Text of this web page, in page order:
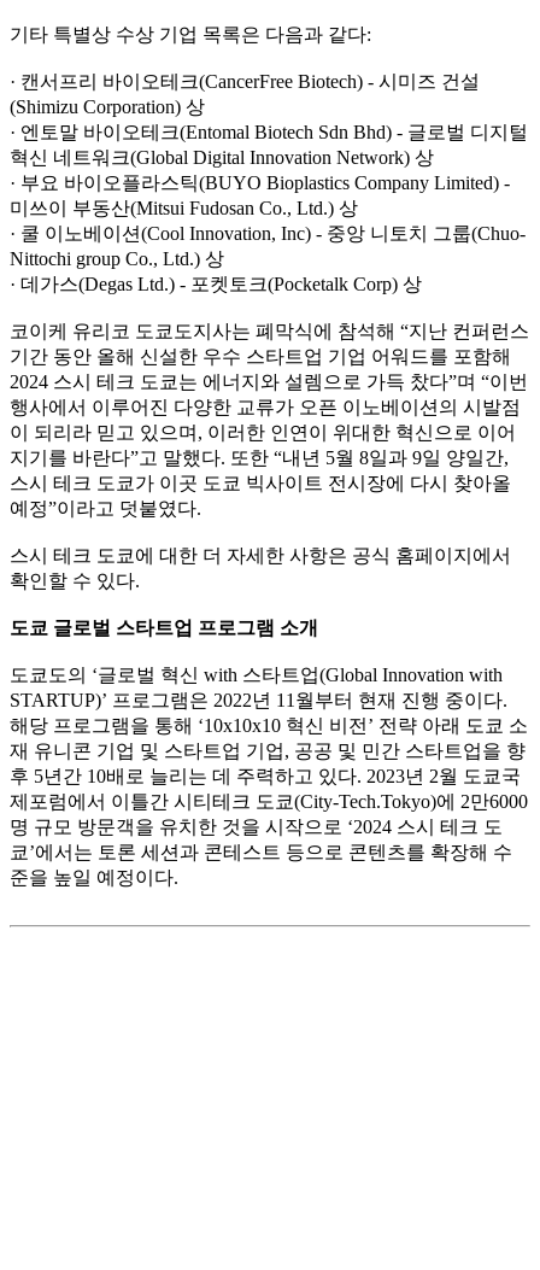
기타 특별상 수상 기업 목록은 다음과 같다:
· 캔서프리 바이오테크(CancerFree Biotech) - 시미즈 건설
(Shimizu Corporation) 상
· 엔토말 바이오테크(Entomal Biotech Sdn Bhd) - 글로벌 디지털
혁신 네트워크(Global Digital Innovation Network) 상
· 부요 바이오플라스틱(BUYO Bioplastics Company Limited) -
미쓰이 부동산(Mitsui Fudosan Co., Ltd.) 상
· 쿨 이노베이션(Cool Innovation, Inc) - 중앙 니토치 그룹(Chuo-
Nittochi group Co., Ltd.) 상
· 데가스(Degas Ltd.) - 포켓토크(Pocketalk Corp) 상
코이케 유리코 도쿄도지사는 폐막식에 참석해 “지난 컨퍼런스
기간 동안 올해 신설한 우수 스타트업 기업 어워드를 포함해
2024 스시 테크 도쿄는 에너지와 설렘으로 가득 찼다”며 “이번
행사에서 이루어진 다양한 교류가 오픈 이노베이션의 시발점
이 되리라 믿고 있으며, 이러한 인연이 위대한 혁신으로 이어
지기를 바란다”고 말했다. 또한 “내년 5월 8일과 9일 양일간,
스시 테크 도쿄가 이곳 도쿄 빅사이트 전시장에 다시 찾아올
예정”이라고 덧붙였다.
스시 테크 도쿄에 대한 더 자세한 사항은 공식 홈페이지에서
확인할 수 있다.
도쿄 글로벌 스타트업 프로그램 소개
도쿄도의 ‘글로벌 혁신 with 스타트업(Global Innovation with
STARTUP)’ 프로그램은 2022년 11월부터 현재 진행 중이다.
해당 프로그램을 통해 ‘10x10x10 혁신 비전’ 전략 아래 도쿄 소
재 유니콘 기업 및 스타트업 기업, 공공 및 민간 스타트업을 향
후 5년간 10배로 늘리는 데 주력하고 있다. 2023년 2월 도쿄국
제포럼에서 이틀간 시티테크 도쿄(City-Tech.Tokyo)에 2만6000
명 규모 방문객을 유치한 것을 시작으로 ‘2024 스시 테크 도
쿄’에서는 토론 세션과 콘테스트 등으로 콘텐츠를 확장해 수
준을 높일 예정이다.